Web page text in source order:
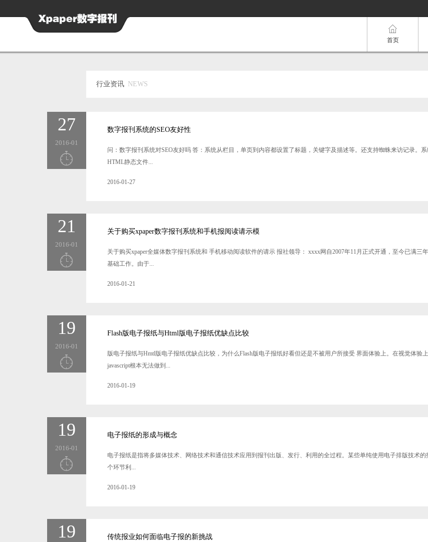
首页
行业资讯 NEWS
27
2016-01
数字报刊系统的SEO友好性
问：数字报刊系统对SEO友好吗 答：系统从栏目，单页到内容都设置了标题，关键字及描述等。还支持蜘蛛来访记录。
HTML静态文件...
2016-01-27
21
2016-01
关于购买xpaper数字报刊系统和手机报阅读请示模
关于购买xpaper全媒体数字报刊系统和 手机移动阅读软件的请示 报社领导： xxxx网自2007年11月正式开通，至今已满
基础工作。由于...
2016-01-21
19
2016-01
Flash版电子报纸与Html版电子报纸优缺点比较
版电子报纸与Hmtl版电子报纸优缺点比较，为什么Flash版电子报纸好看但还是不被用户所接受 界面体验上。在视觉体验
javascript根本无法做到...
2016-01-19
19
2016-01
电子报纸的形成与概念
电子报纸是指将多媒体技术、网络技术和通信技术应用到报刊出版、发行、利用的全过程。某些单纯使用电子排版技术
个环节利...
2016-01-19
19 传统报业如何面临电子报的新挑战